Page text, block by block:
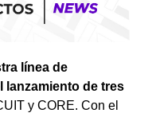
línea de
lanzamiento de tres
y CORE. Con el